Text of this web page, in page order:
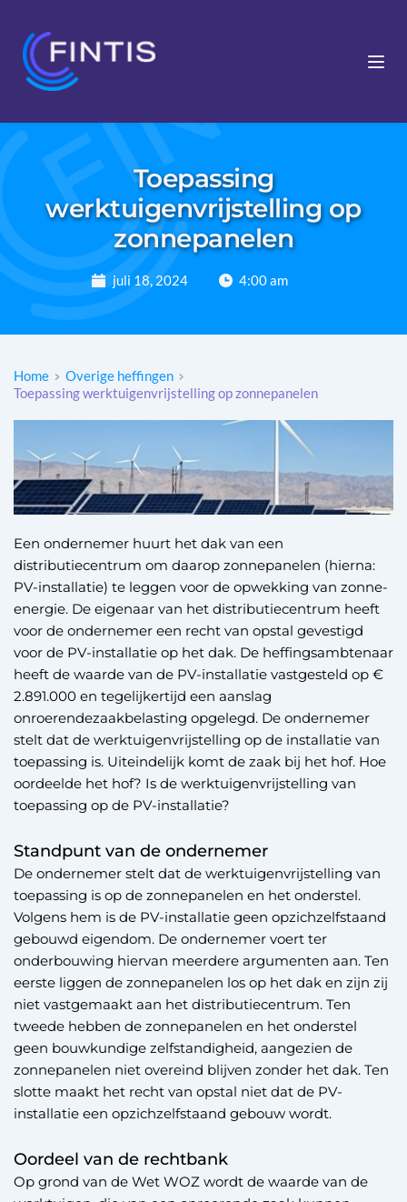
Toepassing
werktuigenvrijstelling op
zonnepanelen
juli 18, 2024 4:00 am
Home
Overige heffingen
Toepassing werktuigenvrijstelling op zonnepanelen
Een ondernemer huurt het dak van een
distributiecentrum om daarop zonnepanelen (hierna:
PV-installatie) te leggen voor de opwekking van zonne-
energie. De eigenaar van het distributiecentrum heeft
voor de ondernemer een recht van opstal gevestigd
voor de PV-installatie op het dak. De heffingsambtenaar
heeft de waarde van de PV-installatie vastgesteld op €
2.891.000 en tegelijkertijd een aanslag
onroerendezaakbelasting opgelegd. De ondernemer
stelt dat de werktuigenvrijstelling op de installatie van
toepassing is. Uiteindelijk komt de zaak bij het hof. Hoe
oordeelde het hof? Is de werktuigenvrijstelling van
toepassing op de PV-installatie?
Standpunt van de ondernemer
De ondernemer stelt dat de werktuigenvrijstelling van
toepassing is op de zonnepanelen en het onderstel.
Volgens hem is de PV-installatie geen opzichzelfstaand
gebouwd eigendom. De ondernemer voert ter
onderbouwing hiervan meerdere argumenten aan. Ten
eerste liggen de zonnepanelen los op het dak en zijn zij
niet vastgemaakt aan het distributiecentrum. Ten
tweede hebben de zonnepanelen en het onderstel
geen bouwkundige zelfstandigheid, aangezien de
zonnepanelen niet overeind blijven zonder het dak. Ten
slotte maakt het recht van opstal niet dat de PV-
installatie een opzichzelfstaand gebouw wordt.
Oordeel van de rechtbank
Op grond van de Wet WOZ wordt de waarde van de